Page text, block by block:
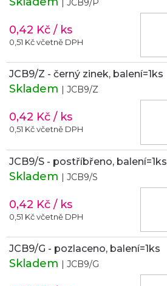
| JCB9/P
0,42 Kč / ks
0,51 Kč včetně DPH
JCB9/Z - černý zinek, balení=1ks
Skladem | JCB9/Z
0,42 Kč / ks
0,51 Kč včetně DPH
JCB9/S - postříbřeno, balení=1ks
Skladem | JCB9/S
0,42 Kč / ks
0,51 Kč včetně DPH
JCB9/G - pozlaceno, balení=1ks
Skladem | JCB9/G